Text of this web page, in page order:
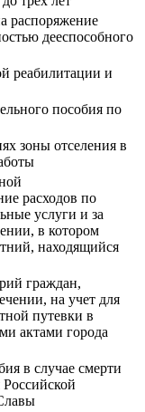
распоряжение
дееспособного
реабилитации и
пособия по
зоны отселения в
расходов по
услуги и за
в котором
находящийся
граждан,
на учет для
путевки в
актами города
в случае смерти